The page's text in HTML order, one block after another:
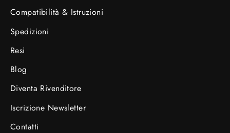
Compatibilità & Istruzioni
Spedizioni
Resi
Blog
Diventa Rivenditore
Iscrizione Newsletter
Contatti